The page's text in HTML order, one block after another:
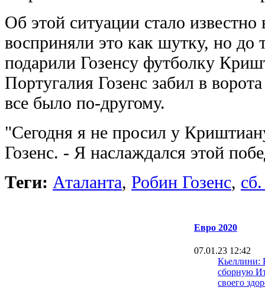
Об этой ситуации стало
восприняли это как шутку, но до
подарили Гозенсу футболку
Португалия Гозенс забил в
все было по-другому.
"Сегодня я не просил у
Гозенс. - Я наслаждался этой
Теги: Аталанта, Робин Гозенс,
Евро 2020
07.01.23 12:42
Кьеллини:
сборную
своего